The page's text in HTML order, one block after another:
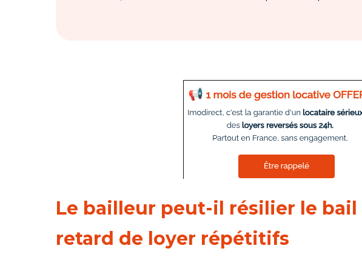
Le bailleur peut-il résilier le bail
retard de loyer répétitifs